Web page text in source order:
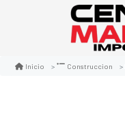
Inicio Construccion